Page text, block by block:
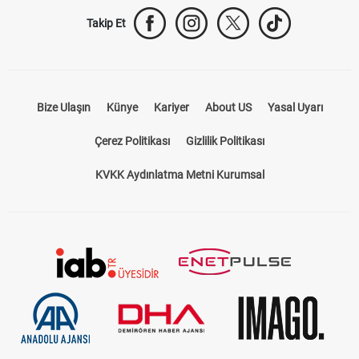
Takip Et
Bize Ulaşın Künye Kariyer About US Yasal Uyarı
Çerez Politikası Gizlilik Politikası
KVKK Aydınlatma Metni Kurumsal